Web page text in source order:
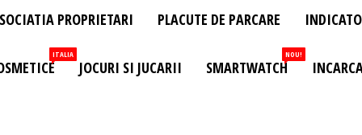
PROPRIETARI PLACUTE DE PARCARE
ITALIA
JOCURI SI JUCARII SMARTWATCH
NOU!